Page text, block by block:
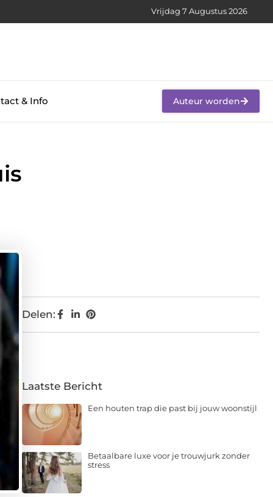
Vrijdag 7 Augustus 2026
& Info Auteur worden
Delen:
Laatste Bericht
Een houten trap die past bij jouw woonstijl
Betaalbare luxe voor je trouwjurk zonder
stress